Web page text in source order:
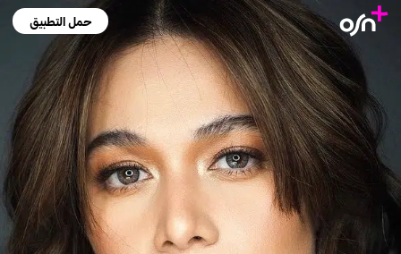
حمل التطبيق